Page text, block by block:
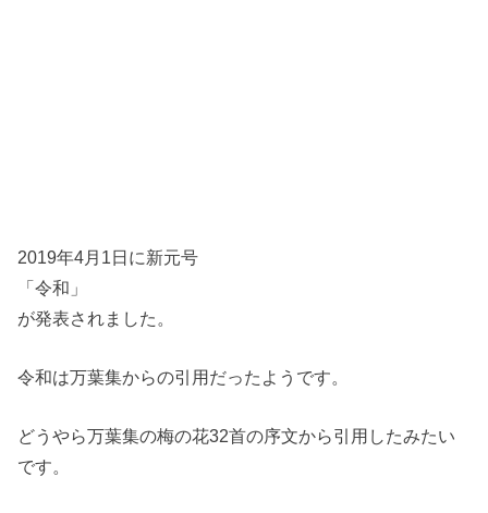
2019年4月1日に新元号
「令和」
が発表されました。
令和は万葉集からの引用だったようです。
どうやら万葉集の梅の花32首の序文から引用したみたい
です。